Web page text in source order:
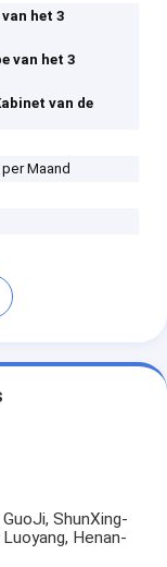
het 3
van het 3
van de
Maand
ShunXing-
Henan-